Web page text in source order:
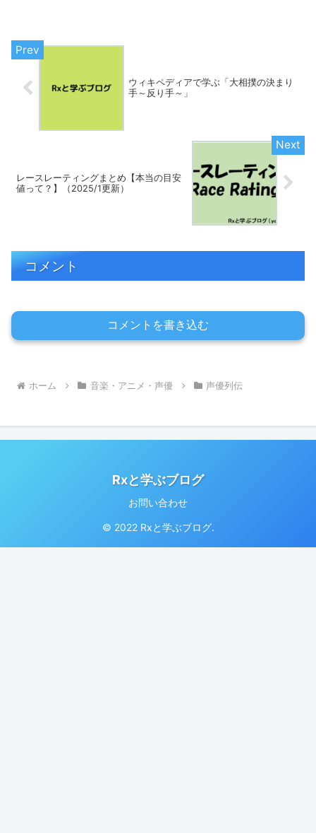
ウィキペディアで学ぶ「大相撲の決まり
手～反り手～」
レースレーティングまとめ【本当の目安
値って？】（2025/1更新）
コメント
コメントを書き込む
ホーム 音楽・アニメ・声優 声優列伝
Rxと学ぶブログ
お問い合わせ
© 2022 Rxと学ぶブログ.